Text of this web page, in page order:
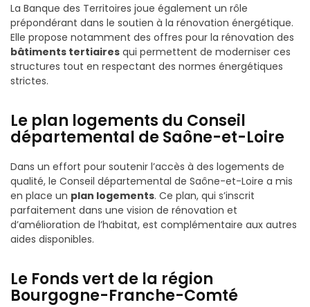
La Banque des Territoires joue également un rôle
prépondérant dans le soutien à la rénovation énergétique.
Elle propose notamment des offres pour la rénovation des
bâtiments tertiaires qui permettent de moderniser ces
structures tout en respectant des normes énergétiques
strictes.
Le plan logements du Conseil
départemental de Saône-et-Loire
Dans un effort pour soutenir l’accès à des logements de
qualité, le Conseil départemental de Saône-et-Loire a mis
en place un plan logements. Ce plan, qui s’inscrit
parfaitement dans une vision de rénovation et
d’amélioration de l’habitat, est complémentaire aux autres
aides disponibles.
Le Fonds vert de la région
Bourgogne-Franche-Comté